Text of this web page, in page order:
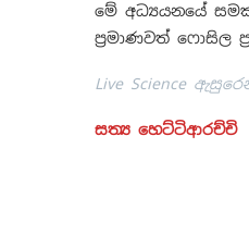
මේ අධ්‍යයනයේ
ප්‍රමාණවත් ෆොසිල
Live Science
සත්‍ය හෙට්ටිආරච්චි